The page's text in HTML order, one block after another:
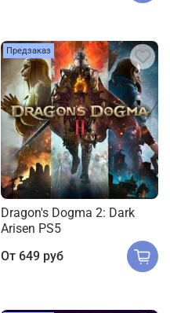
Предзаказ
Dragon's Dogma 2: Dark
Arisen PS5
От 649 руб